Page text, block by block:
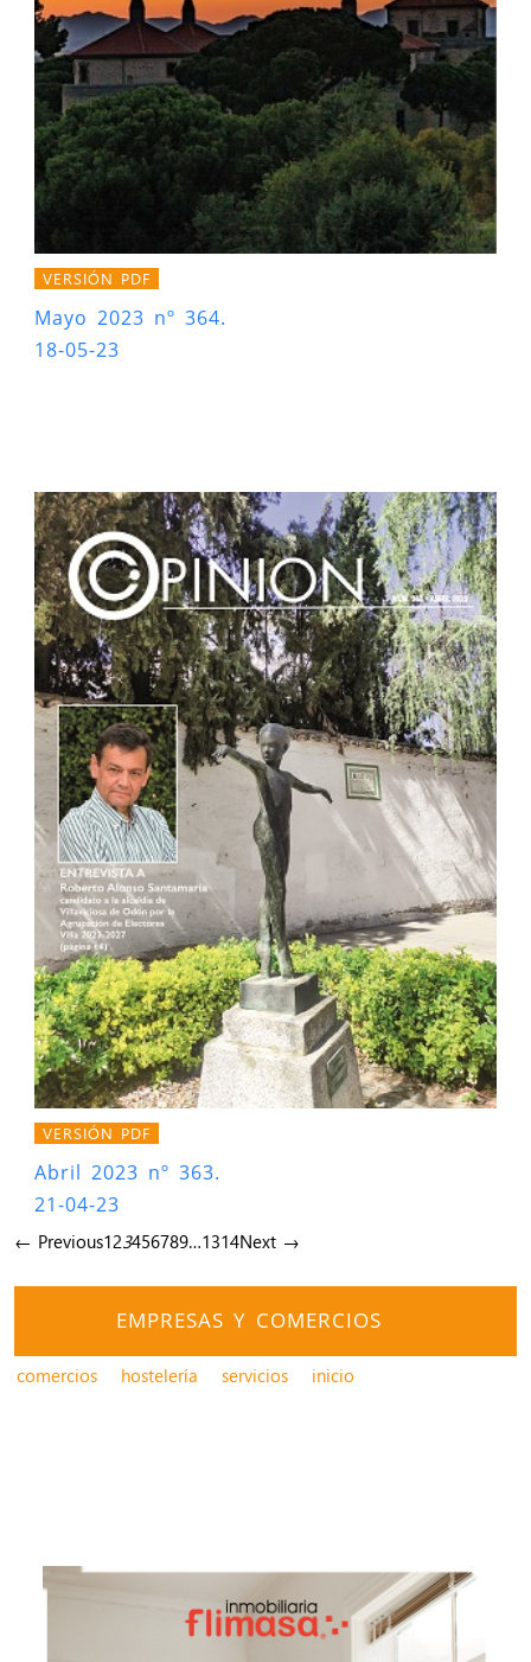
VERSIÓN PDF
Mayo 2023 nº 364.
18-05-23
VERSIÓN PDF
Abril 2023 nº 363.
21-04-23
← Previous123456789…1314Next →
EMPRESAS Y COMERCIOS
comercios hostelería servicios inicio